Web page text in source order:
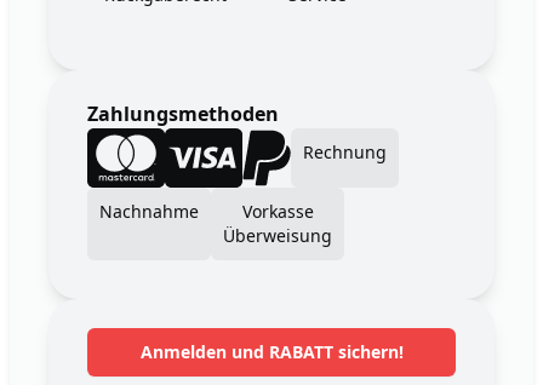
Zahlungsmethoden
Rechnung
Nachnahme
Vorkasse
Überweisung
Anmelden und RABATT sichern!